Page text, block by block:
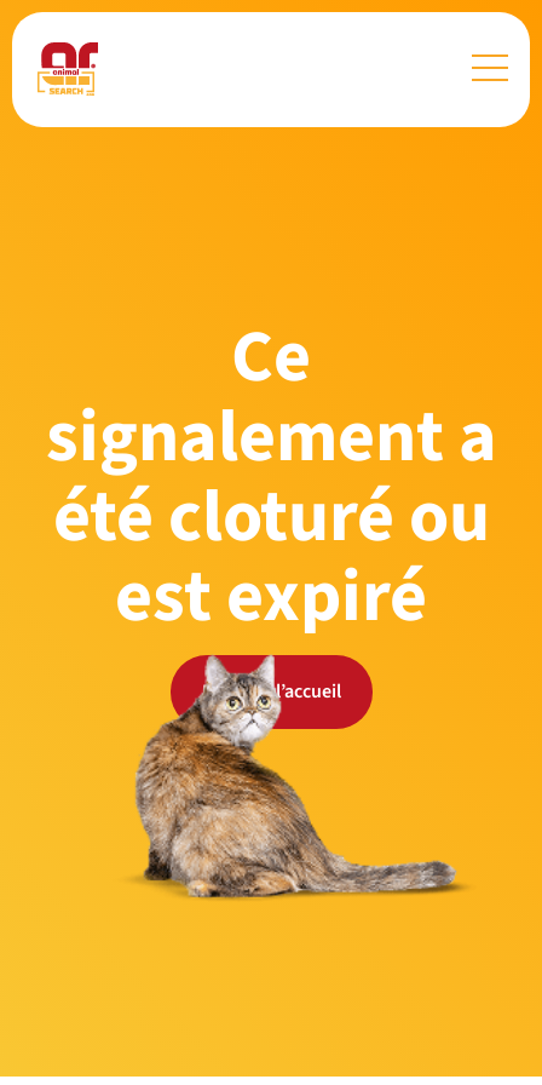
Ce
signalement a
été cloturé ou
est expiré
Retour à l’accueil